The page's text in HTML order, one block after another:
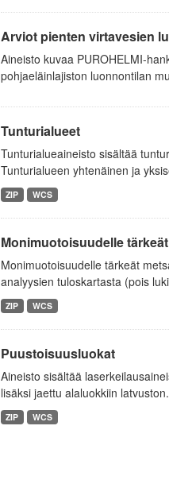
Arviot pienten virtavesien
Aineisto kuvaa PUROHELMI-
pohjaeläinlajiston luonnontilan
Tunturialueet
Tunturialueaineisto sisältää
Tunturialueen yhtenäinen ja
ZIP WCS
Monimuotoisuudelle
Monimuotoisuudelle tärkeät
analyysien tuloskartasta (pois
ZIP WCS
Puustoisuusluokat
Aineisto sisältää
lisäksi jaettu alaluokkiin
ZIP WCS